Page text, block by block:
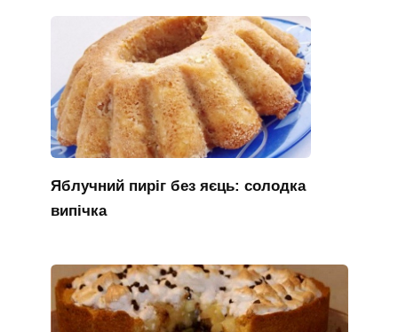
Яблучний пиріг без яєць: солодка
випічка